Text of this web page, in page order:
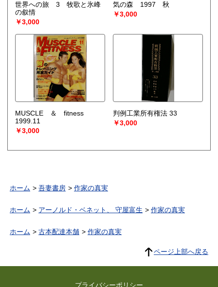
世界への旅 3 牧歌と氷峰
の叙情
￥3,000
気の森 1997 秋
￥3,000
MUSCLE ＆ fitness
1999.11
￥3,000
判例工業所有権法 33
￥3,000
ホーム 吾妻書房 作家の真実
ホーム アーノルド・ベネット、 守屋富生 作家の真実
ホーム 古本配達本舗 作家の真実
ページ上部へ戻る
プライバシーポリシー